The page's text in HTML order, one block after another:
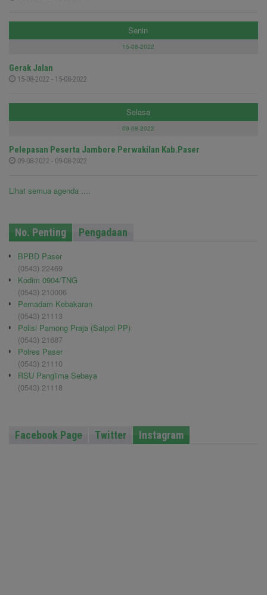
Senin
15-08-2022
Gerak Jalan
15-08-2022 - 15-08-2022
Selasa
09-08-2022
Pelepasan Peserta Jambore Perwakilan Kab.Paser
09-08-2022 - 09-08-2022
Lihat semua agenda ....
No. Penting Pengadaan
BPBD Paser
(0543) 22469
Kodim 0904/TNG
(0543) 210006
Pemadam Kebakaran
(0543) 21113
Polisi Pamong Praja (Satpol PP)
(0543) 21687
Polres Paser
(0543) 21110
RSU Panglima Sebaya
(0543) 21118
Facebook Page Twitter Instagram